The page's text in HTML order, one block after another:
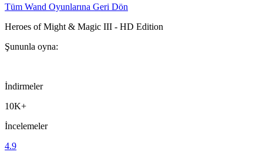
Tüm Wand Oyunlarına Geri Dön
Heroes of Might & Magic III - HD Edition
Şununla oyna:
İndirmeler
10K+
İncelemeler
4.9